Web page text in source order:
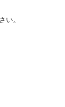
い。